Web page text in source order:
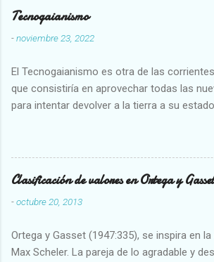
Tecnogaianismo
-noviembre 23, 2022
El Tecnogaianismo es otra de las
que consistiría en aprovechar todas las
para intentar devolver a la tierra a su
Clasificación de valores en Ortega y Gasset
-octubre 20, 2013
Ortega y Gasset (1947:335), se inspira en
Max Scheler. La pareja de lo agradable y